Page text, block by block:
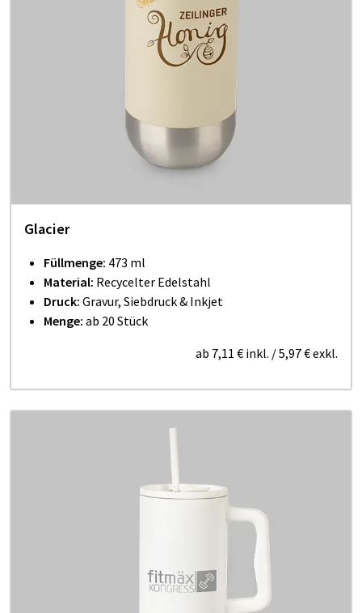
Glacier
Füllmenge: 473 ml
Material: Recycelter Edelstahl
Druck: Gravur, Siebdruck & Inkjet
Menge: ab 20 Stück
ab 7,11 € inkl. /5,97 €exkl.